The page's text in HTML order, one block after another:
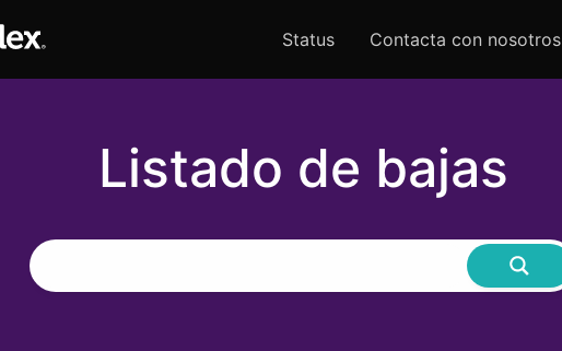
Status Contacta con nosotros
Listado de bajas